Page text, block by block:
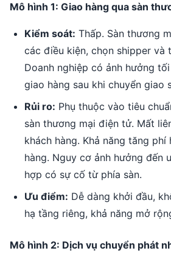
Mô hình 1: Giao hàng qua sàn
Kiểm soát: Thấp. Sàn thương
các điều kiện, chọn shipper và
Doanh nghiệp có ảnh hưởng
giao hàng sau khi chuyển giao
Rủi ro: Phụ thuộc vào tiêu
sàn thương mại điện tử. Mất
khách hàng. Khả năng tăng phí
hàng. Nguy cơ ảnh hưởng đến
hợp có sự cố từ phía sàn.
Ưu điểm: Dễ dàng khởi đầu,
hạ tầng riêng, khả năng mở
Mô hình 2: Dịch vụ chuyển phát